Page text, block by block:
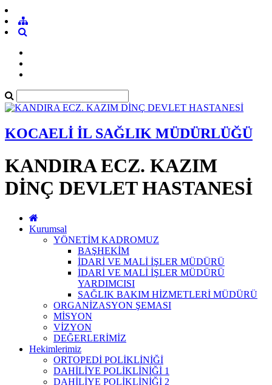
KOCAELİ İL SAĞLIK MÜDÜRLÜĞÜ
KANDIRA ECZ. KAZIM
DİNÇ DEVLET HASTANESİ
Kurumsal
YÖNETİM KADROMUZ
BAŞHEKİM
İDARİ VE MALİ İŞLER MÜDÜRÜ
İDARİ VE MALİ İŞLER MÜDÜRÜ
YARDIMCISI
SAĞLIK BAKIM HİZMETLERİ MÜDÜRÜ
ORGANİZASYON ŞEMASI
MİSYON
VİZYON
DEĞERLERİMİZ
Hekimlerimiz
ORTOPEDİ POLİKLİNİĞİ
DAHİLİYE POLİKLİNİĞİ 1
DAHİLİYE POLİKLİNİĞİ 2